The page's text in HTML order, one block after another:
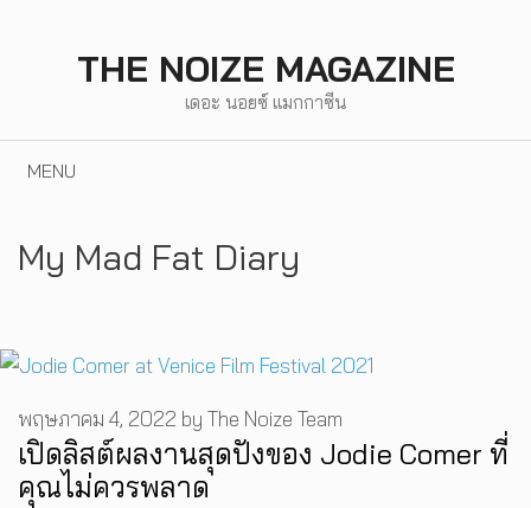
THE NOIZE MAGAZINE
เดอะ นอยซ์ แมกกาซีน
MENU
My Mad Fat Diary
เปิดลิสต์ผลงานสุดปังของ Jodie Comer ที่
คุณไม่ควรพลาด
พฤษภาคม 4, 2022 by The Noize Team